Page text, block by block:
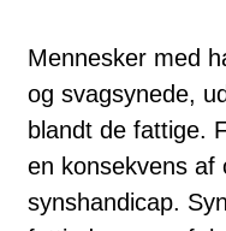
Mennesker med
og svagsynede,
blandt de fattige.
en konsekvens af
synshandicap.